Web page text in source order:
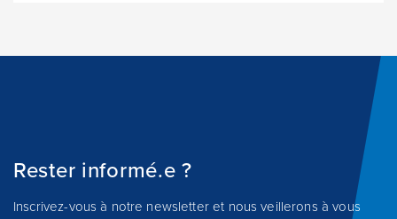
Rester informé.e ?
Inscrivez-vous à notre newsletter et nous veillerons à vous